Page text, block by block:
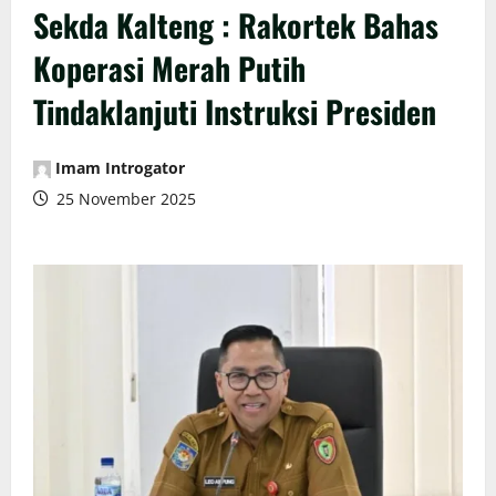
Sekda Kalteng : Rakortek Bahas
Koperasi Merah Putih
Tindaklanjuti Instruksi Presiden
Imam Introgator
25 November 2025